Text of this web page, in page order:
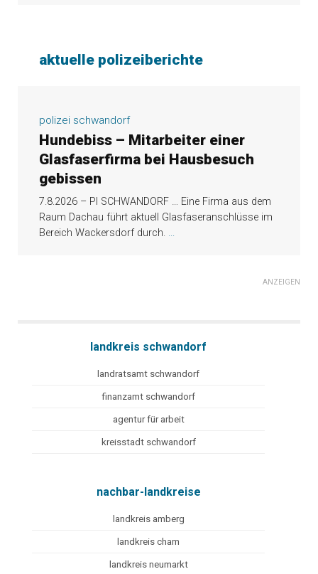
aktuelle polizeiberichte
polizei schwandorf
Hundebiss – Mitarbeiter einer
Glasfaserfirma bei Hausbesuch
gebissen
7.8.2026 – PI SCHWANDORF … Eine Firma aus dem
Raum Dachau führt aktuell Glasfaseranschlüsse im
Bereich Wackersdorf durch. ...
ANZEIGEN
landkreis schwandorf
landratsamt schwandorf
finanzamt schwandorf
agentur für arbeit
kreisstadt schwandorf
nachbar-landkreise
landkreis amberg
landkreis cham
landkreis neumarkt